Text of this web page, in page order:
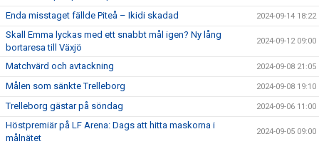
Enda misstaget fällde Piteå – Ikidi skadad 2024-09-14 18:22
Skall Emma lyckas med ett snabbt mål igen? Ny lång
bortaresa till Växjö
2024-09-12 09:00
Matchvärd och avtackning 2024-09-08 21:05
Målen som sänkte Trelleborg 2024-09-08 19:10
Trelleborg gästar på söndag 2024-09-06 11:00
Höstpremiär på LF Arena: Dags att hitta maskorna i
målnätet
2024-09-05 09:00